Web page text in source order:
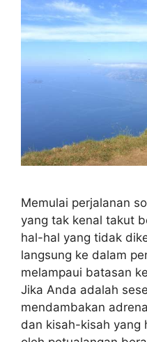
Memulai perjalanan
yang tak kenal takut
hal-hal yang tidak
langsung ke dalam
melampaui batasan
Jika Anda adalah
mendambakan
dan kisah-kisah yang